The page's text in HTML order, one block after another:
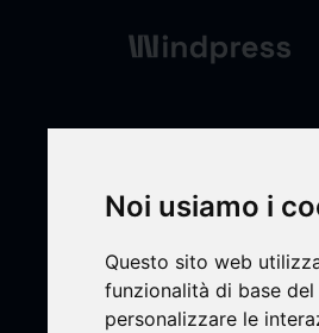
Noi usiamo i
Questo sito web
funzionalità di base
personalizzare le